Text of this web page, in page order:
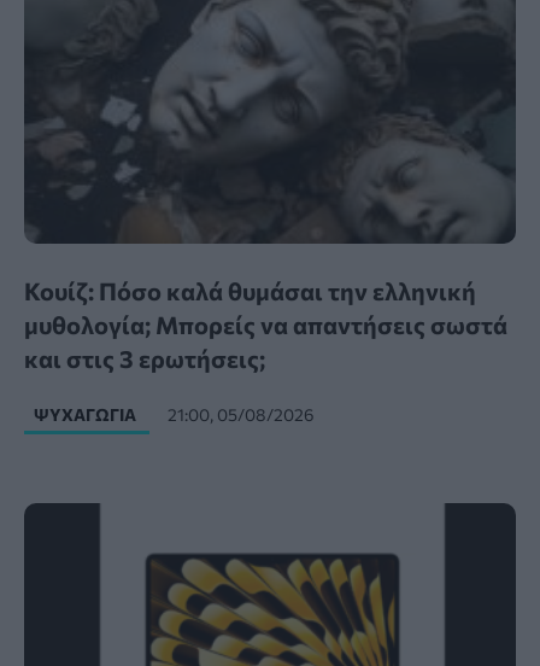
Κουίζ: Πόσο καλά θυμάσαι την ελληνική
μυθολογία; Μπορείς να απαντήσεις σωστά
και στις 3 ερωτήσεις;
ΨΥΧΑΓΩΓΊΑ 21:00, 05/08/2026